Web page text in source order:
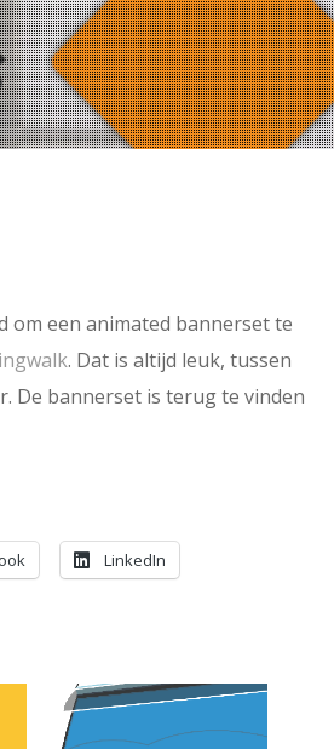
om een animated bannerset te
. Dat is altijd leuk, tussen
De bannerset is terug te vinden
LinkedIn